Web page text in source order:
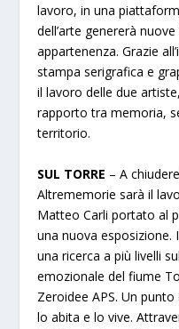
lavoro, in una
dell’arte genererà
appartenenza. Grazie
stampa serigrafica e
il lavoro delle due
rapporto tra memoria,
territorio.
SUL TORRE – A
Altrememorie sarà il
Matteo Carli portato al
una nuova esposizione.
una ricerca a più livelli
emozionale del fiume
Zeroidee APS. Un
lo abita e lo vive.